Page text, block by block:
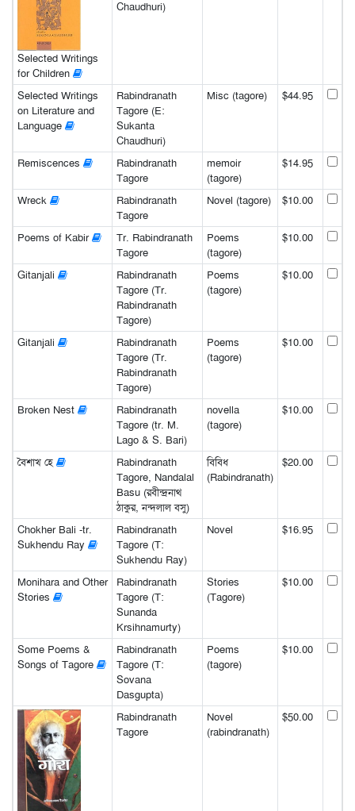
Selected Writings
for Children
Chaudhuri)
Selected Writings
on Literature and
Language
Rabindranath
Tagore (E:
Sukanta
Chaudhuri)
Misc (tagore) $44.95
Remiscences
Rabindranath
Tagore
memoir
(tagore)
$14.95
Wreck
Rabindranath
Tagore
Novel (tagore) $10.00
Poems of Kabir
Tr. Rabindranath
Tagore
Poems
(tagore)
$10.00
Gitanjali
Rabindranath
Tagore (Tr.
Rabindranath
Tagore)
Poems
(tagore)
$10.00
Gitanjali
Rabindranath
Tagore (Tr.
Rabindranath
Tagore)
Poems
(tagore)
$10.00
Broken Nest
Rabindranath
Tagore (tr. M.
Lago & S. Bari)
novella
(tagore)
$10.00
বৈশাখ হে
Rabindranath
Tagore, Nandalal
Basu (রবীন্দ্রনাথ
ঠাকুর, নন্দলাল বসু)
বিবিধ
(Rabindranath)
$20.00
Chokher Bali -tr.
Sukhendu Ray
Rabindranath
Tagore (T:
Sukhendu Ray)
Novel $16.95
Monihara and Other
Stories
Rabindranath
Tagore (T:
Sunanda
Krsihnamurty)
Stories
(Tagore)
$10.00
Some Poems &
Songs of Tagore
Rabindranath
Tagore (T:
Sovana
Dasgupta)
Poems
(tagore)
$10.00
Rabindranath
Tagore
Novel
(rabindranath)
$50.00